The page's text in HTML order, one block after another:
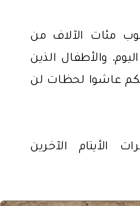
مئات الآلاف من
والأطفال الذين
عاشوا لحظات لن
الأيتام الآخرين